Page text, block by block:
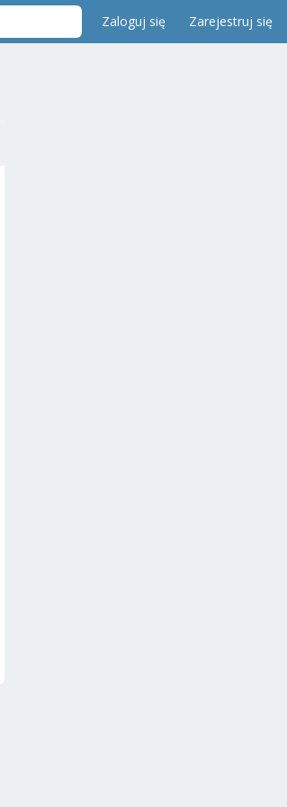
Zaloguj się Zarejestruj się